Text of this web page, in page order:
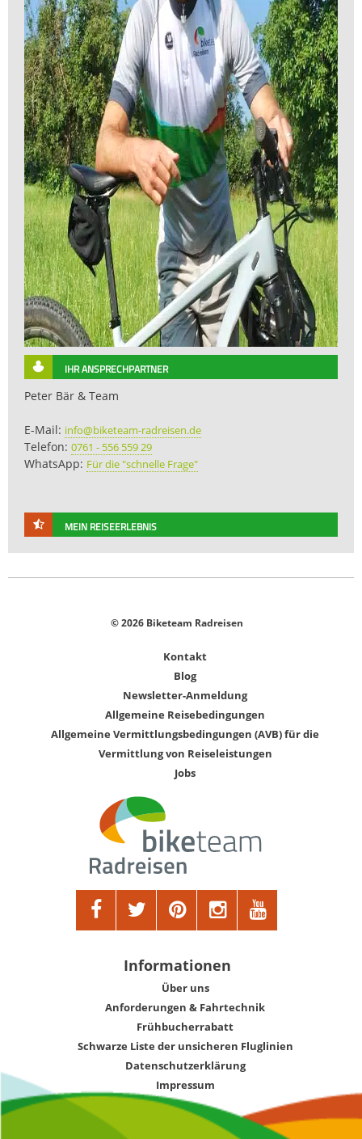
IHR ANSPRECHPARTNER
Peter Bär & Team
E-Mail: info@biketeam-radreisen.de
Telefon: 0761 - 556 559 29
WhatsApp: Für die "schnelle Frage"
MEIN REISEERLEBNIS
© 2026 Biketeam Radreisen
Kontakt
Blog
Newsletter-Anmeldung
Allgemeine Reisebedingungen
Allgemeine Vermittlungsbedingungen (AVB) für die
Vermittlung von Reiseleistungen
Jobs
Informationen
Über uns
Anforderungen & Fahrtechnik
Frühbucherrabatt
Schwarze Liste der unsicheren Fluglinien
Datenschutzerklärung
Impressum